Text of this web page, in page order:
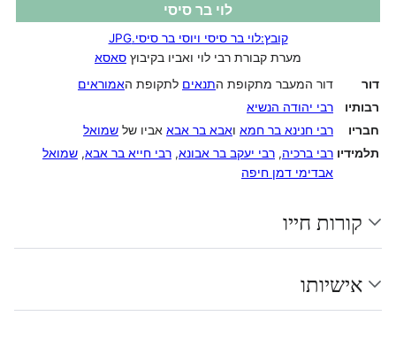
לוי בר סיסי
קובץ:לוי בר סיסי ויוסי בר סיסי.JPG
מערת קבורת רבי לוי ואביו בקיבוץ סאסא
דור
דור המעבר מתקופת התנאים לתקופת האמוראים
רבותיו
רבי יהודה הנשיא
חבריו
רבי חנינא בר חמא ואבא בר אבא אביו של שמואל
תלמידיו רבי ברכיה, רבי יעקב בר אבונא, רבי חייא בר אבא, שמואל
אבדימי דמן חיפה
קורות חייו
אישיותו